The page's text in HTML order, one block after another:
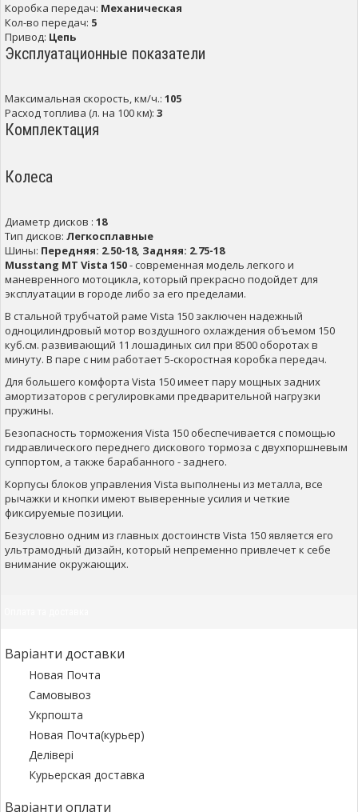
Коробка передач: Механическая
Кол-во передач: 5
Привод: Цепь
Эксплуатационные показатели
Максимальная скорость, км/ч.: 105
Расход топлива (л. на 100 км): 3
Комплектация
Колеса
Диаметр дисков : 18
Тип дисков: Легкосплавные
Шины: Передняя: 2.50-18, Задняя: 2.75-18
Musstang MT Vista 150- современная модель легкого и
маневренного мотоцикла, который прекрасно подойдет для
эксплуатации в городе либо за его пределами.
В стальной трубчатой раме Vista 150 заключен надежный
одноцилиндровый мотор воздушного охлаждения объемом 150
куб.см. развивающий 11 лошадиных сил при 8500 оборотах в
минуту. В паре с ним работает 5-скоростная коробка передач.
Для большего комфорта Vista 150 имеет пару мощных задних
амортизаторов с регулировками предварительной нагрузки
пружины.
Безопасность торможения Vista 150 обеспечивается с помощью
гидравлического переднего дискового тормоза с двухпоршневым
суппортом, а также барабанного - заднего.
Корпусы блоков управления Vista выполнены из металла, все
рычажки и кнопки имеют выверенные усилия и четкие
фиксируемые позиции.
Безусловно одним из главных достоинств Vista 150 является его
ультрамодный дизайн, который непременно привлечет к себе
внимание окружающих.
Варіанти доставки
Новая Почта
Самовывоз
Укрпошта
Новая Почта(курьер)
Делівері
Курьерская доставка
Варіанти оплати